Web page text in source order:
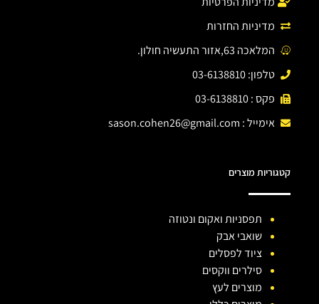
מדיניות החזרות
המלאכה 63,אזור התעשיה חולון.
טלפון: 03-6138810
פקס : 03-6138810
אימייל : sason.cohen26@gmail.com
קטגוריות מוצרים
תפסניות ואקום ונטוזה
שואבי אבק
ציוד לפסלים
סילרים ווקסים
מוצרים לעץ